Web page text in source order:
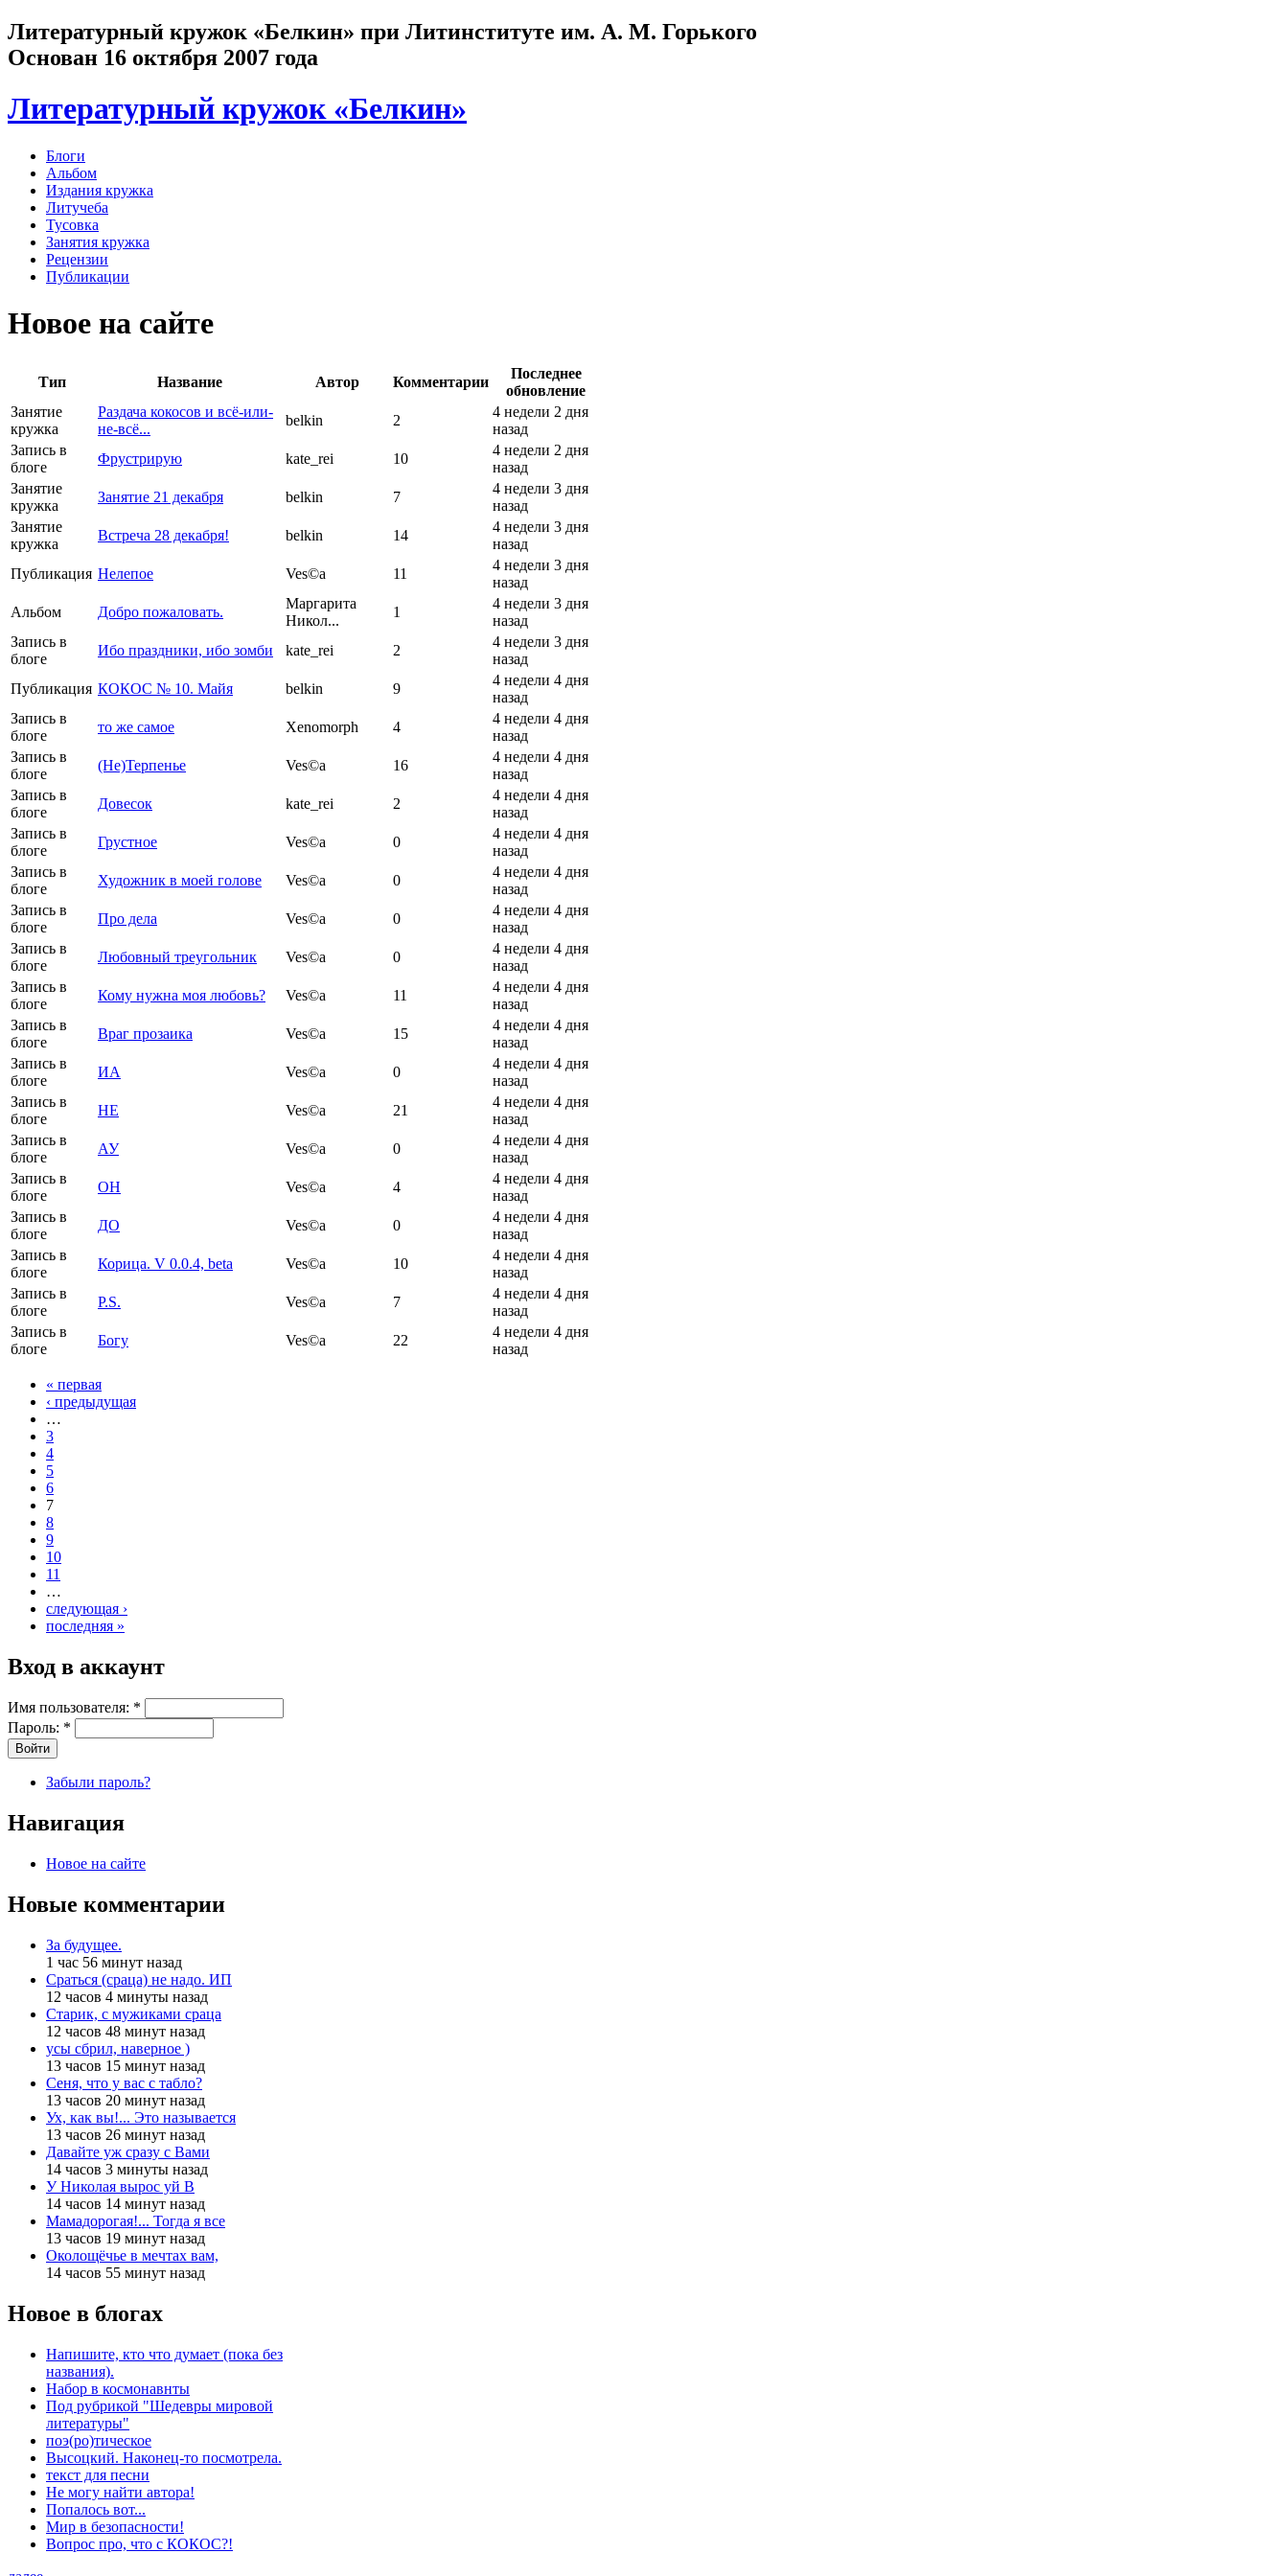
Литературный кружок «Белкин» при Литинституте им. А. М. Горького
Основан 16 октября 2007 года
Литературный кружок «Белкин»
Блоги
Альбом
Издания кружка
Литучеба
Тусовка
Занятия кружка
Рецензии
Публикации
Новое на сайте
Тип Название Автор Комментарии
Последнее
обновление
Занятие
кружка
Раздача кокосов и всё-или-
не-всё...
belkin 2
4 недели 2 дня
назад
Запись в
блоге
Фрустрирую kate_rei 10
4 недели 2 дня
назад
Занятие
кружка
Занятие 21 декабря belkin 7
4 недели 3 дня
назад
Занятие
кружка
Встреча 28 декабря! belkin 14
4 недели 3 дня
назад
Публикация Нелепое Ves©a 11
4 недели 3 дня
назад
Альбом
Добро пожаловать.
Маргарита
Никол...
1
4 недели 3 дня
назад
Запись в
блоге
Ибо праздники, ибо зомби kate_rei 2
4 недели 3 дня
назад
Публикация КОКОС № 10. Майя belkin 9
4 недели 4 дня
назад
Запись в
блоге
то же самое Xenomorph 4
4 недели 4 дня
назад
Запись в
блоге
(Не)Терпенье Ves©a 16
4 недели 4 дня
назад
Запись в
блоге
Довесок kate_rei 2
4 недели 4 дня
назад
Запись в
блоге
Грустное Ves©a 0
4 недели 4 дня
назад
Запись в
блоге
Художник в моей голове Ves©a 0
4 недели 4 дня
назад
Запись в
блоге
Про дела Ves©a 0
4 недели 4 дня
назад
Запись в
блоге
Любовный треугольник Ves©a 0
4 недели 4 дня
назад
Запись в
блоге
Кому нужна моя любовь? Ves©a 11
4 недели 4 дня
назад
Запись в
блоге
Враг прозаика Ves©a 15
4 недели 4 дня
назад
Запись в
блоге
ИА Ves©a 0
4 недели 4 дня
назад
Запись в
блоге
НЕ Ves©a 21
4 недели 4 дня
назад
Запись в
блоге
АУ Ves©a 0
4 недели 4 дня
назад
Запись в
блоге
ОН Ves©a 4
4 недели 4 дня
назад
Запись в
блоге
ДО Ves©a 0
4 недели 4 дня
назад
Запись в
блоге
Корица. V 0.0.4, beta Ves©a 10
4 недели 4 дня
назад
Запись в
блоге
P.S. Ves©a 7
4 недели 4 дня
назад
Запись в
блоге
Богу Ves©a 22
4 недели 4 дня
назад
« первая
‹ предыдущая
…
3
4
5
6
7
8
9
10
11
…
следующая ›
последняя »
Вход в аккаунт
Имя пользователя: *
Пароль: *
Забыли пароль?
Навигация
Новое на сайте
Новые комментарии
За будущее.
1 час 56 минут назад
Сраться (сраца) не надо. ИП
12 часов 4 минуты назад
Старик, с мужиками сраца
12 часов 48 минут назад
усы сбрил, наверное )
13 часов 15 минут назад
Сеня, что у вас с табло?
13 часов 20 минут назад
Ух, как вы!... Это называется
13 часов 26 минут назад
Давайте уж сразу с Вами
14 часов 3 минуты назад
У Николая вырос уй В
14 часов 14 минут назад
Мамадорогая!... Тогда я все
13 часов 19 минут назад
Околощёчье в мечтах вам,
14 часов 55 минут назад
Новое в блогах
Напишите, кто что думает (пока без
названия).
Набор в космонавнты
Под рубрикой "Шедевры мировой
литературы"
поэ(ро)тическое
Высоцкий. Наконец-то посмотрела.
текст для песни
Не могу найти автора!
Попалось вот...
Мир в безопасности!
Вопрос про, что с КОКОС?!